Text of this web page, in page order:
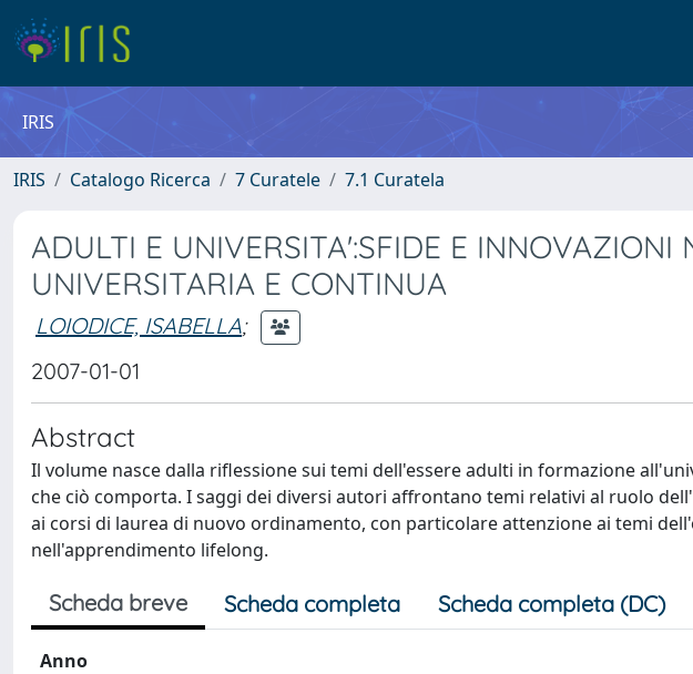
IRIS
IRIS Catalogo Ricerca 7 Curatele 7.1 Curatela
ADULTI E UNIVERSITA':SFIDE E INNOVAZIONI
UNIVERSITARIA E CONTINUA
LOIODICE, ISABELLA;
2007-01-01
Abstract
Il volume nasce dalla riflessione sui temi dell'essere adulti in formazione
che ciò comporta. I saggi dei diversi autori affrontano temi relativi al ruolo
ai corsi di laurea di nuovo ordinamento, con particolare attenzione ai temi
nell'apprendimento lifelong.
Scheda breve Scheda completa Scheda completa (DC)
Anno